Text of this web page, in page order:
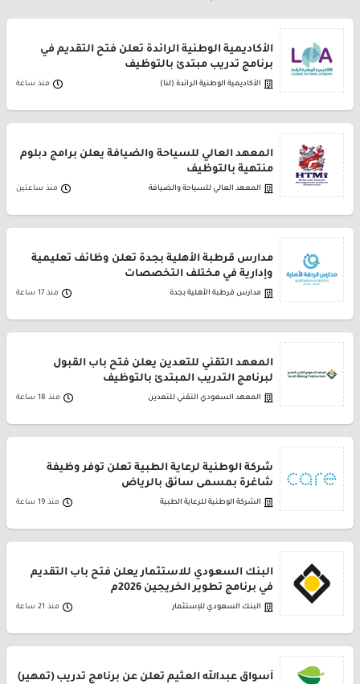
الأكاديمية الوطنية الرائدة تعلن فتح التقديم في
برنامج تدريب مبتدئ بالتوظيف
الأكاديمية الوطنية الرائدة (لنا) منذ ساعة
المعهد العالي للسياحة والضيافة يعلن برامج دبلوم
منتهية بالتوظيف
المعهد العالي للسياحة والضيافة منذ ساعتين
مدارس قرطبة الأهلية بجدة تعلن وظائف تعليمية
وإدارية في مختلف التخصصات
مدارس قرطبة الأهلية بجدة منذ 17 ساعة
المعهد التقني للتعدين يعلن فتح باب القبول
لبرنامج التدريب المبتدئ بالتوظيف
المعهد السعودي التقني للتعدين منذ 18 ساعة
شركة الوطنية لرعاية الطبية تعلن توفر وظيفة
شاغرة بمسمى سائق بالرياض
الشركة الوطنية للرعاية الطبية منذ 19 ساعة
البنك السعودي للاستثمار يعلن فتح باب التقديم
في برنامج تطوير الخريجين 2026م
البنك السعودي للإستثمار منذ 21 ساعة
أسواق عبدالله العثيم تعلن عن برنامج تدريب (تمهير)